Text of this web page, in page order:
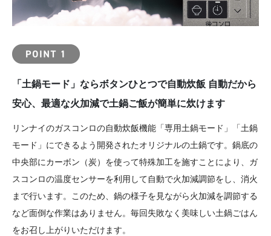
「土鍋モード」ならボタンひとつで自動炊飯 自動だから
安心、最適な火加減で土鍋ご飯が簡単に炊けます
リンナイのガスコンロの自動炊飯機能「専用土鍋モード」「土鍋
モード」にできるよう開発されたオリジナルの土鍋です。鍋底の
中央部にカーボン（炭）を使って特殊加工を施すことにより、ガ
スコンロの温度センサーを利用して自動で火加減調節をし、消火
まで行います。このため、鍋の様子を見ながら火加減を調節する
など面倒な作業はありません。毎回失敗なく美味しい土鍋ごはん
をお召し上がりいただけます。